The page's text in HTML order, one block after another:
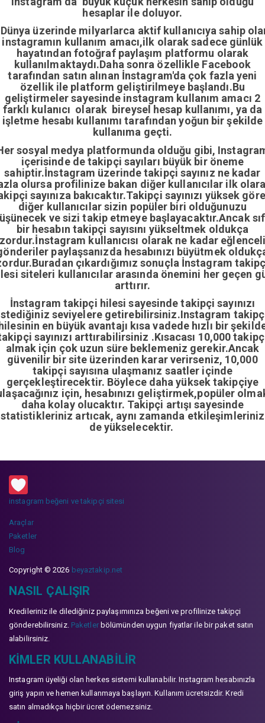
hesaplar ile doluyor.
üzerinde milyarlarca aktif kullanıcıya sahip
instagramın kullanım amacı,ilk olarak sadece günlük
hayatından fotoğraf paylaşım platformu olarak
kullanılmaktaydı.Daha sonra özellikle Facebook
tarafından satın alınan İnstagram'da çok fazla yeni
özellik ile platform geliştirilmeye başlandı.Bu
geliştirmeler sayesinde instagram kullanım amacı 2
farklı kulanıcı olarak bireysel hesap kullanımı, ya da
işletme hesabı kullanımı tarafından yoğun bir şekilde
kullanıma geçti.
sosyal medya platformunda olduğu gibi,
içerisinde de takipçi sayıları büyük bir öneme
sahiptir.İnstagram üzerinde takipçi sayınız ne kadar
olursa profilinize bakan diğer kullanıcılar ilk
sayınıza bakıcaktır.Takipçi sayınızı yüksek
diğer kullanıcılar sizin popüler biri olduğunuzu
ve sizi takip etmeye başlayacaktır.Ancak
bir hesabın takipçi sayısını yükseltmek oldukça
kullanıcısı olarak ne kadar
paylaşsanızda hesabınızı büyütmek
çıkardığımız sonuçla İnstagram
siteleri kullanıcılar arasında önemini her geçen
arttırır.
İnstagram takipçi hilesi sayesinde takipçi sayınızı
seviyelere getirebilirsiniz.Instagram
en büyük avantajı kısa vadede hızlı bir
sayınızı arttırabilirsiniz .Kısacası 10,000
almak için çok uzun süre beklemeniz gerekir.Ancak
güvenilir bir site üzerinden karar verirseniz, 10,000
takipçi sayısına ulaşmanız saatler içinde
gerçekleştirecektir. Böylece daha yüksek takipçiye
için, hesabınızı geliştirmek,popüler
daha kolay olucaktır. Takipçi artışı sayesinde
artıcak, aynı zamanda
de yükselecektir.
instagram beğeni ve takipçi sitesi
Araçlar
Paketler
Blog
Copyright © 2026 beyaztakip.net
NASIL ÇALIŞIR
Kredileriniz ile dilediğiniz paylaşımınıza beğeni ve profilinize takipçi
gönderebilirsiniz. Paketlerbölümünden uygun fiyatlar ile bir paket satın
alabilirsiniz.
KIMLER KULLANABILIR
Instagram üyeliği olan herkes sistemi kullanabilir. Instagram hesabınızla
giriş yapın ve hemen kullanmaya başlayın. Kullanım ücretsizdir. Kredi
satın almadıkça hiçbir ücret ödemezsiniz.